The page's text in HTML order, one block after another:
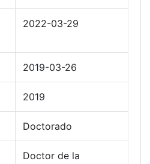
2022-03-29
2019-03-26
2019
Doctorado
Doctor de la